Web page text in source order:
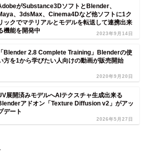
がSubstance3DソフトとBlender、
、3dsMax、Cinema4Dなど他ソフトに1ク
ックでマテリアルとモデルを転送して連携出来
機能を開発中
2023年9月14日
「Blender 2.8 Complete Training」Blenderの使
方を1から学びたい人向けの動画が販売開始
2020年9月20日
展開済みモデルへAIテクスチャ生成出来る
アドオン「Texture Diffusion v2」がアッ
デート
2026年5月27日